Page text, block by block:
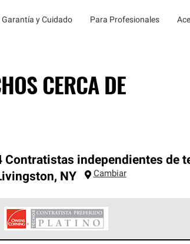
Garantía y Cuidado Para Profesionales
CERCA DE
Contratistas independientes de
, NY Cambiar